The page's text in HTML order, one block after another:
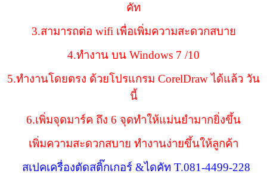
คัท
3.สามารถต่อ wifi เพื่อเพิ่มความสะดวกสบาย
4.ทำงาน บน Windows 7 /10
5.ทำงานโดยตรง ด้วยโปรแกรม CorelDraw ได้แล้ว วัน
นี้
6.เพิ่มจุดมาร์ค ถึง 6 จุดทำให้แม่นยำมากยิ่งขึ้น
เพิ่มความสะดวกสบาย ทำงานง่ายขึ้นให้ลูกค้า
สเปคเครื่องตัดสติ๊กเกอร์ &ไดคัท T.081-4499-228